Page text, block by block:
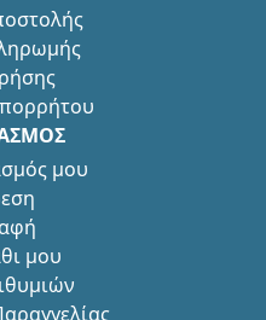
μου
μου